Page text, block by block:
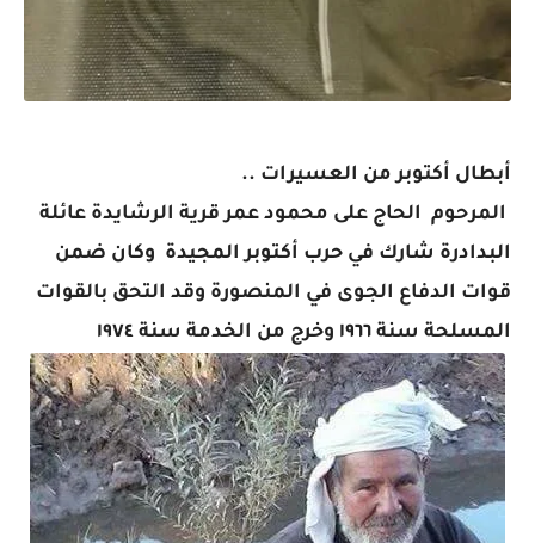
أبطال أكتوبر من العسيرات ..
المرحوم الحاج على محمود عمر قرية الرشايدة عائلة
البدادرة شارك في حرب أكتوبر المجيدة وكان ضمن
قوات الدفاع الجوى في المنصورة وقد التحق بالقوات
المسلحة سنة ١٩٦٦ وخرج من الخدمة سنة ١٩٧٤